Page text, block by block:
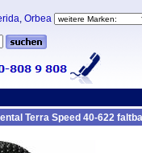
, Orbea
Terra Speed 40-622